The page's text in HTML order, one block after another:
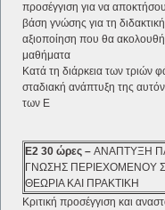
προσέγγιση για να
βάση γνώσης για τη
αξιοποίηση που θα
μαθήματα
Κατά τη διάρκεια των τριών
σταδιακή ανάπτυξη της
των Ε
Ε230 ώρες –ΑΝΑΠΤΥΞΗ
ΓΝΩΣΗΣ ΠΕΡΙΕΧΟΜΕΝΟΥ
ΘΕΩΡΙΑ ΚΑΙ ΠΡΑΚΤΙΚΗ
Κριτική προσέγγιση και